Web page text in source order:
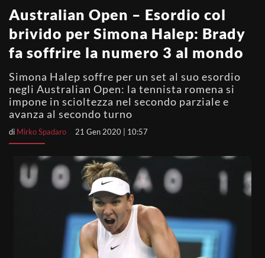
Australian Open – Esordio col
brivido per Simona Halep: Brady
fa soffrire la numero 3 al mondo
Simona Halep soffre per un set al suo esordio
negli Australian Open: la tennista romena si
impone in scioltezza nel secondo parziale e
avanza al secondo turno
di Mirko Spadaro 21 Gen 2020 | 10:57